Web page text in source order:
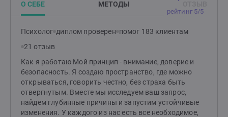
сессии не продлевается. Перенос или отмена встречи
возможны не позднее чем за 48 часов. Если отмена
происходит позже, сессия оплачивается в полном
каждой сессии. С кем я не работаю Лица младше 21
года; клиенты с подтвержденными
психиатрическими диагнозами; запросы, связанные с
суицидальным поведением. В этих случаях я
рекомендую обратиться к клиническим
специалистам — это будет эффективнее и безопаснее
для вас.
рейтинг 5/5
О СЕБЕ МЕТОДЫ
Психолог диплом проверен помог 183 клиентам
21 отзыв
Как я работаю Мой принцип - внимание, доверие и
безопасность. Я создаю пространство, где можно
открываться, говорить честно, без страха быть
отвергнутым. Вместе мы исследуем ваш запрос,
найдем глубинные причины и запустим устойчивые
изменения. У каждого из нас есть все необходимое,